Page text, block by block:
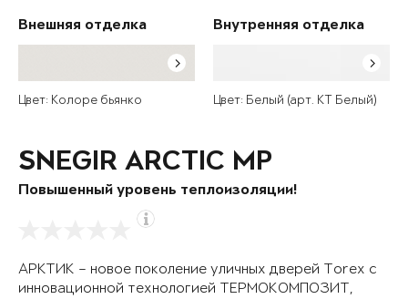
Внешняя отделка
Цвет: Колоре бьянко
Внутренняя отделка
Цвет: Белый (арт. КТ Белый)
SNEGIR ARCTIC MP
Повышенный уровень теплоизоляции!
АРКТИК – новое поколение уличных дверей Torex с
инновационной технологией ТЕРМОКОМПОЗИТ,